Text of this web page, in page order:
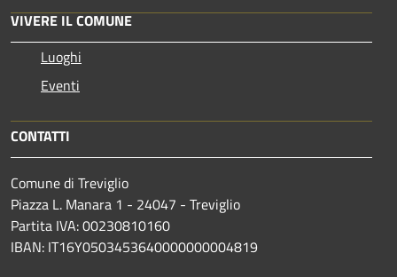
VIVERE IL COMUNE
Luoghi
Eventi
CONTATTI
Comune di Treviglio
Piazza L. Manara 1 - 24047 - Treviglio
Partita IVA: 00230810160
IBAN: IT16Y0503453640000000004819